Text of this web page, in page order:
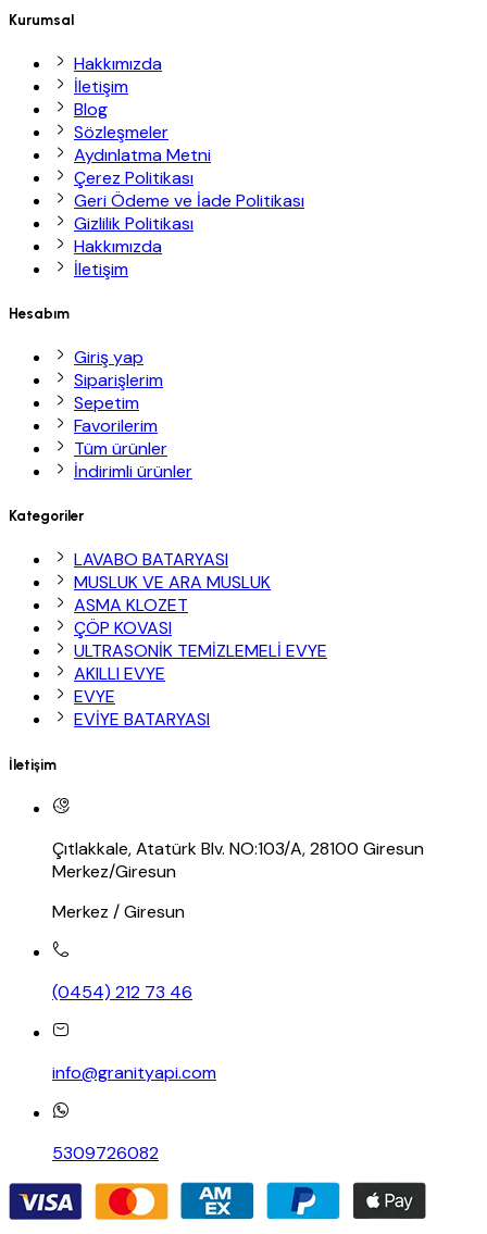
Kurumsal
Hakkımızda
İletişim
Blog
Sözleşmeler
Aydınlatma Metni
Çerez Politikası
Geri Ödeme ve İade Politikası
Gizlilik Politikası
Hakkımızda
İletişim
Hesabım
Giriş yap
Siparişlerim
Sepetim
Favorilerim
Tüm ürünler
İndirimli ürünler
Kategoriler
LAVABO BATARYASI
MUSLUK VE ARA MUSLUK
ASMA KLOZET
ÇÖP KOVASI
ULTRASONİK TEMİZLEMELİ EVYE
AKILLI EVYE
EVYE
EVİYE BATARYASI
İletişim
Çıtlakkale, Atatürk Blv. NO:103/A, 28100 Giresun
Merkez/Giresun
Merkez / Giresun
(0454) 212 73 46
info@granityapi.com
5309726082